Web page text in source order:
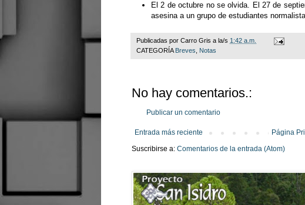
El 2 de octubre no se olvida. El 27 de
asesina a un grupo de estudiantes
Publicadas por Carro Gris a la/s 1:42 a.m.
CATEGORÍA Breves Notas
No hay comentarios.:
Publicar un comentario
Entrada más reciente
Página
Suscribirse a: Comentarios de la entrada (Atom)